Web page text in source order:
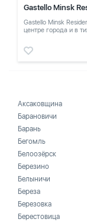
Gastello Minsk
Gastello Minsk
центре города и в
Аксаковщина
Барановичи
Барань
Бегомль
Белоозёрск
Березино
Белыничи
Береза
Березовка
Берестовица